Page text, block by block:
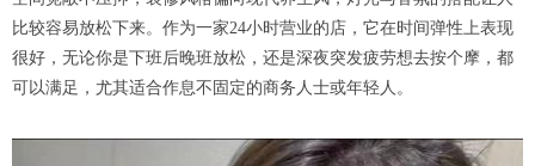
比较容易放松下来。作为一家24小时营业的店，它在时间弹性上表现
很好，无论你是下班后晚班放松，还是深夜突发疲劳想去按个摩，都
可以满足，尤其适合作息不固定的商务人士或年轻人。